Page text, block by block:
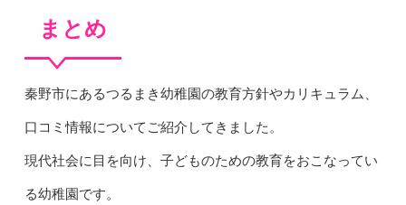
まとめ
秦野市にあるつるまき幼稚園の教育方針やカリキュラム、
口コミ情報についてご紹介してきました。
現代社会に目を向け、子どものための教育をおこなってい
る幼稚園です。